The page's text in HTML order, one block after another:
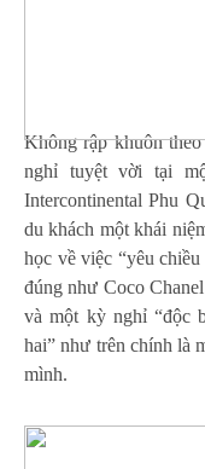
Không rập khuôn
nghỉ tuyệt vời tại
Intercontinental Phu
du khách một khái
học về việc “yêu
đúng như Coco
và một kỳ nghỉ “độc
hai” như trên chính là
mình.